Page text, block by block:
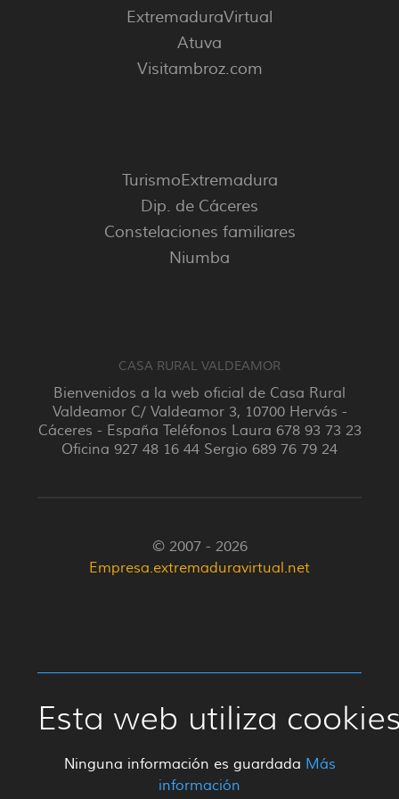
ExtremaduraVirtual
Atuva
Visitambroz.com
TurismoExtremadura
Dip. de Cáceres
Constelaciones familiares
Niumba
CASA RURAL VALDEAMOR
Bienvenidos a la web oficial de Casa Rural
Valdeamor C/ Valdeamor 3, 10700 Hervás -
Cáceres - España Teléfonos Laura 678 93 73 23
Oficina 927 48 16 44 Sergio 689 76 79 24
© 2007 - 2026
Empresa.extremaduravirtual.net
Esta web utiliza
Ninguna información es guardada Más
información